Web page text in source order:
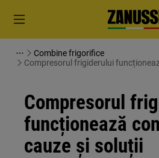
Combine frigorifice
Compresorul frigiderului
Compresorul
funcționează
cauze și soluții